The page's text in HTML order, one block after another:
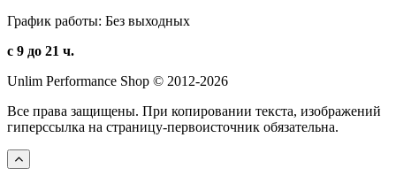
График работы: Без выходных
с 9 до 21 ч.
Unlim Performance Shop © 2012-2026
Все права защищены. При копировании текста, изображений
гиперссылка на страницу-первоисточник обязательна.